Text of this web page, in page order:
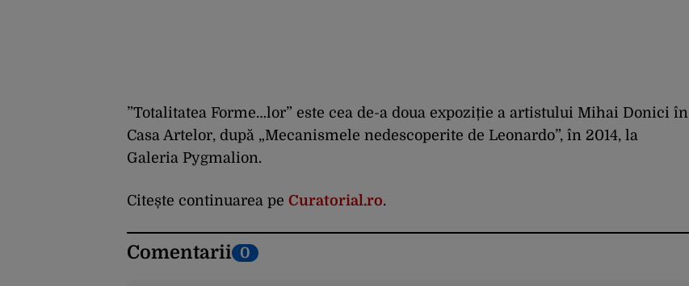
”Totalitatea Forme…lor” este cea de-a doua expoziție a artistului Mihai Donici în
Casa Artelor, după „Mecanismele nedescoperite de Leonardo”, în 2014, la
Galeria Pygmalion.
Citește continuarea pe Curatorial.ro.
Comentarii 0